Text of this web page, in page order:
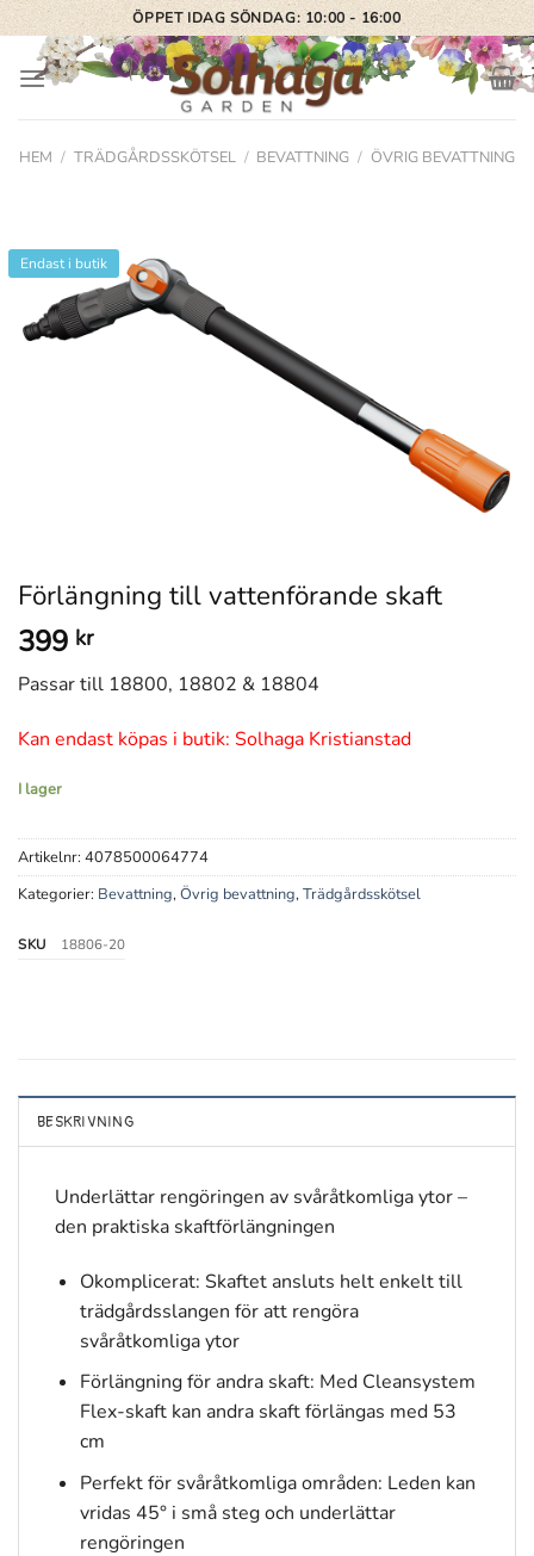
Skip
to
content
ÖPPET IDAG SÖNDAG: 10:00 - 16:00
HEM / TRÄDGÅRDSSKÖTSEL / BEVATTNING / ÖVRIG BEVATTNING
Endast i butik
Förlängning till vattenförande skaft
399 kr
Passar till 18800, 18802 & 18804
Kan endast köpas i butik: Solhaga Kristianstad
I lager
Artikelnr: 4078500064774
Kategorier: Bevattning,Övrig bevattning,Trädgårdsskötsel
SKU 18806-20
BESKRIVNING
Underlättar rengöringen av svåråtkomliga ytor –
den praktiska skaftförlängningen
Okomplicerat: Skaftet ansluts helt enkelt till
trädgårdsslangen för att rengöra
svåråtkomliga ytor
Förlängning för andra skaft: Med Cleansystem
Flex-skaft kan andra skaft förlängas med 53
cm
Perfekt för svåråtkomliga områden: Leden kan
vridas 45° i små steg och underlättar
rengöringen